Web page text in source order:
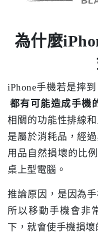
為什麼
iPhone手機若是摔
都有可能造成手機
相關的功能性排線
是屬於消耗品，經
用品自然損壞的比
桌上型電腦。
推論原因，是因為
所以移動手機會非
下，就會使手機損壞